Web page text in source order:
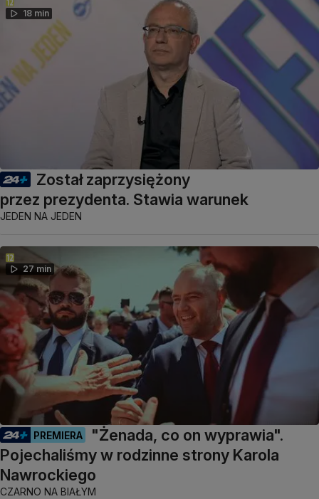
18 min
Został zaprzysiężony
przez prezydenta. Stawia warunek
JEDEN NA JEDEN
27 min
PREMIERA
"Żenada, co on wyprawia".
Pojechaliśmy w rodzinne strony Karola
Nawrockiego
CZARNO NA BIAŁYM